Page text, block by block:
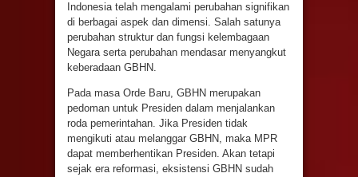
Indonesia telah mengalami perubahan signifikan
di berbagai aspek dan dimensi. Salah satunya
perubahan struktur dan fungsi kelembagaan
Negara serta perubahan mendasar menyangkut
keberadaan GBHN.
Pada masa Orde Baru, GBHN merupakan
pedoman untuk Presiden dalam menjalankan
roda pemerintahan. Jika Presiden tidak
mengikuti atau melanggar GBHN, maka MPR
dapat memberhentikan Presiden. Akan tetapi
sejak era reformasi, eksistensi GBHN sudah